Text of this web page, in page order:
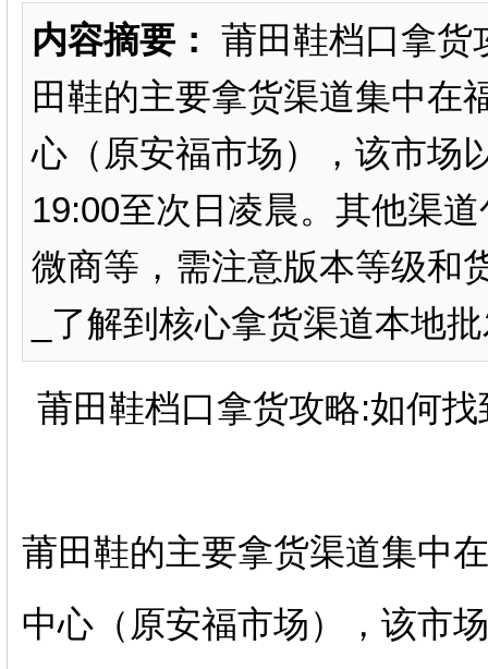
内容摘要： 莆田鞋档口拿货
田鞋的主要拿货渠道集中在
心（原安福市场），该市场
19:00至次日凌晨。其他渠
微商等，需注意版本等级和
_了解到核心拿货渠道‌本地
莆田鞋档口拿货攻略:如何
莆田鞋的主要拿货渠道集中
中心（原安福市场），该市